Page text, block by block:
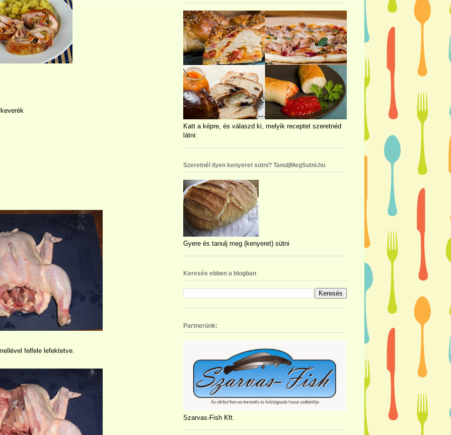
felfele lefektetve.
Katt a képre, és válaszd ki, melyik receptet szeretnéd
látni:
Szeretnél ilyen kenyeret sütni? TanuljMegSutni.hu
Gyere és tanulj meg (kenyeret) sütni
Keresés ebben a blogban
Partnerünk:
Szarvas-Fish Kft.